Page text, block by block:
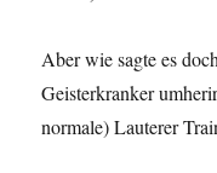
Aber wie sagte es
Geisterkranker
normale) Lauterer